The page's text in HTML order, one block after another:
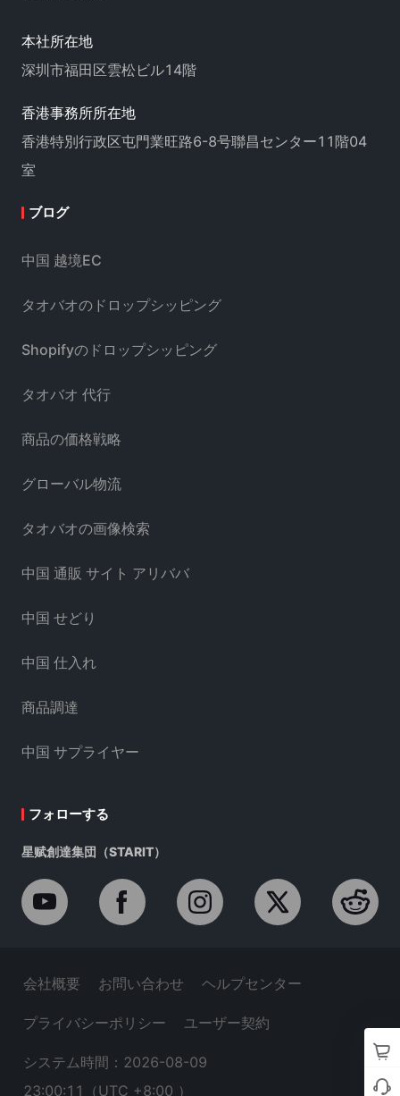
本社所在地
深圳市福田区雲松ビル14階
香港事務所所在地
香港特別行政区屯門業旺路6-8号聯昌センター11階04
室
ブログ
中国 越境EC
タオバオのドロップシッピング
Shopifyのドロップシッピング
タオバオ 代行
商品の価格戦略
グローバル物流
タオバオの画像検索
中国 通販 サイト アリババ
中国 せどり
中国 仕入れ
商品調達
中国 サプライヤー
フォローする
星赋創達集団（STARIT）
会社概要 お問い合わせ ヘルプセンター
プライバシーポリシー ユーザー契約
システム時間：2026-08-09
23:00:11
（UTC +8:00 ）